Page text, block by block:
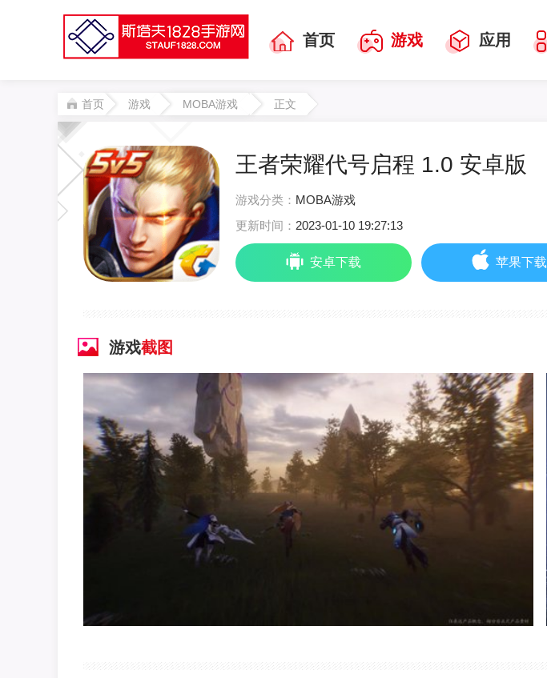
首页 游戏 应用
首页 游戏 MOBA游戏 正文
王者荣耀代号启程 1.0 安卓版
游戏分类： MOBA游戏
更新时间： 2023-01-10 19:27:13
安卓下载 苹果下载
游戏截图